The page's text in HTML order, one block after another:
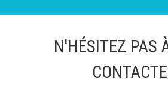
N'HÉSITEZ PAS